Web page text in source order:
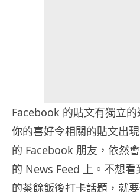
Facebook 的貼文有獨立的
你的喜好令相關的貼文出
的 Facebook 朋友，依然
的 News Feed 上。不想
的茶餘飯後打卡話題，就